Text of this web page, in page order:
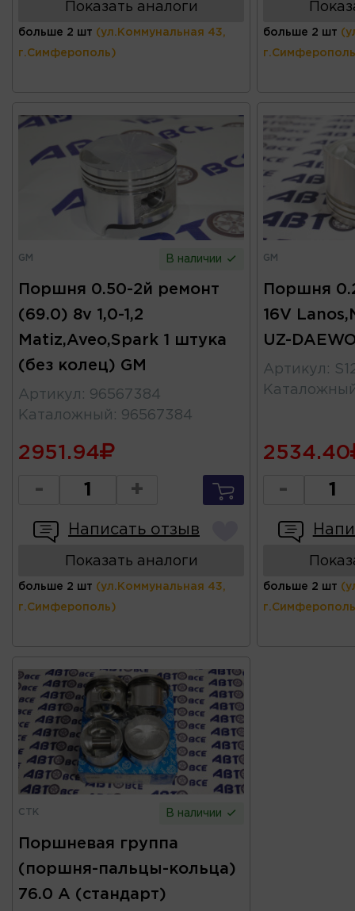
Показать аналоги
больше 2 шт (ул.Коммунальная 43,
г.Симферополь)
больше 2 шт
GM В наличии
Поршня 0.50-2й ремонт
(69.0) 8v 1,0-1,2
Matiz,Aveo,Spark 1 штука
(без колец) GM
Артикул : 96567384
Каталожный : 96567384
2951.94
- +
Написать отзыв
Показать аналоги
больше 2 шт (ул.Коммунальная 43,
г.Симферополь)
GM
Поршня
16V
UZ-
Артикул :
2534.40
-
больше 2 шт
СТК В наличии
Поршневая группа
(поршня-пальцы-кольца)
76.0 А (стандарт)